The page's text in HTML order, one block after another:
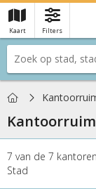
Kaart Filters
Je hebt nog
Home
7 van de 7 kantoren
Stad